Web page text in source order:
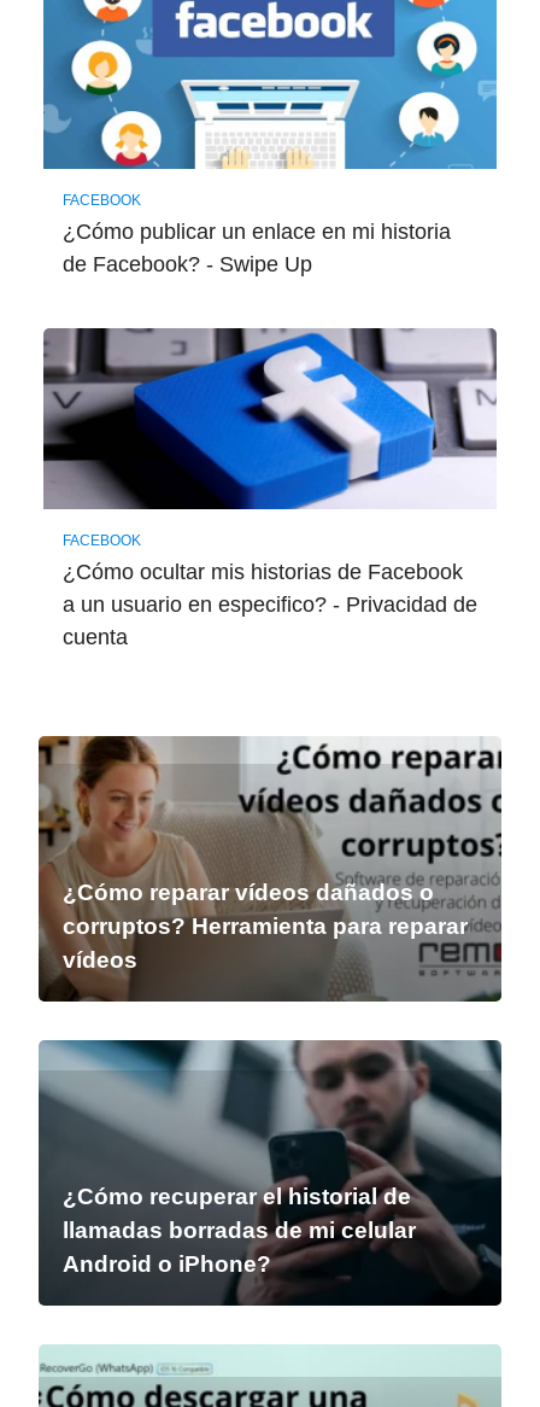
FACEBOOK
¿Cómo publicar un enlace en mi historia
de Facebook? - Swipe Up
FACEBOOK
¿Cómo ocultar mis historias de Facebook
a un usuario en especifico? - Privacidad de
cuenta
¿Cómo reparar vídeos dañados o
corruptos? Herramienta para reparar
vídeos
¿Cómo recuperar el historial de
llamadas borradas de mi celular
Android o iPhone?